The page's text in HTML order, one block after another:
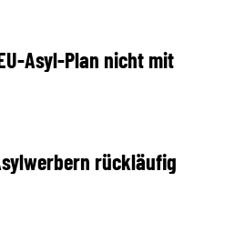
Asyl-Plan nicht mit
rückläufig